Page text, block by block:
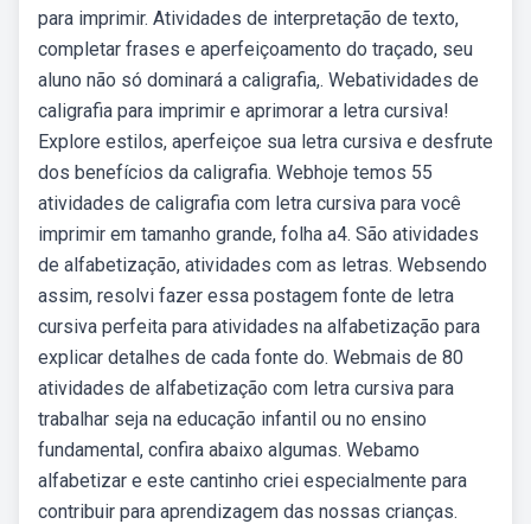
para imprimir. Atividades de interpretação de texto,
completar frases e aperfeiçoamento do traçado, seu
aluno não só dominará a caligrafia,. Webatividades de
caligrafia para imprimir e aprimorar a letra cursiva!
Explore estilos, aperfeiçoe sua letra cursiva e desfrute
dos benefícios da caligrafia. Webhoje temos 55
atividades de caligrafia com letra cursiva para você
imprimir em tamanho grande, folha a4. São atividades
de alfabetização, atividades com as letras. Websendo
assim, resolvi fazer essa postagem fonte de letra
cursiva perfeita para atividades na alfabetização para
explicar detalhes de cada fonte do. Webmais de 80
atividades de alfabetização com letra cursiva para
trabalhar seja na educação infantil ou no ensino
fundamental, confira abaixo algumas. Webamo
alfabetizar e este cantinho criei especialmente para
contribuir para aprendizagem das nossas crianças.